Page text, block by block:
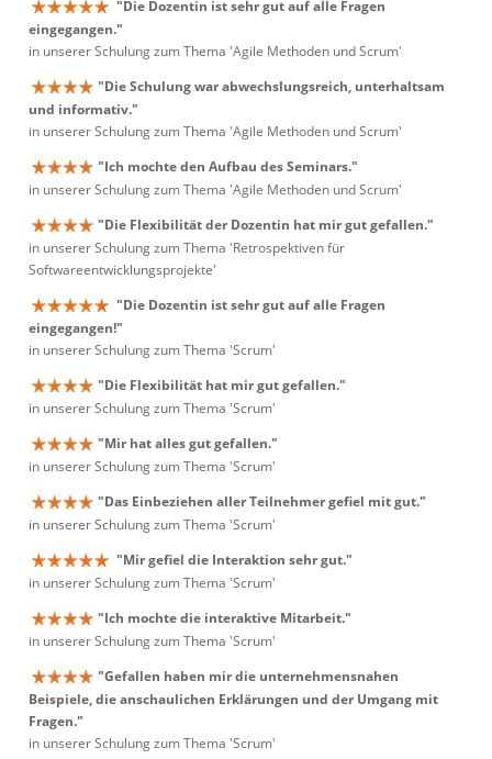
"Die Dozentin ist sehr gut auf alle Fragen
eingegangen."
in unserer Schulung zum Thema 'Agile Methoden und Scrum'
"Die Schulung war abwechslungsreich, unterhaltsam
und informativ."
in unserer Schulung zum Thema 'Agile Methoden und Scrum'
"Ich mochte den Aufbau des Seminars."
in unserer Schulung zum Thema 'Agile Methoden und Scrum'
"Die Flexibilität der Dozentin hat mir gut gefallen."
in unserer Schulung zum Thema 'Retrospektiven für
Softwareentwicklungsprojekte'
"Die Dozentin ist sehr gut auf alle Fragen
eingegangen!"
in unserer Schulung zum Thema 'Scrum'
"Die Flexibilität hat mir gut gefallen."
in unserer Schulung zum Thema 'Scrum'
"Mir hat alles gut gefallen."
in unserer Schulung zum Thema 'Scrum'
"Das Einbeziehen aller Teilnehmer gefiel mit gut."
in unserer Schulung zum Thema 'Scrum'
"Mir gefiel die Interaktion sehr gut."
in unserer Schulung zum Thema 'Scrum'
"Ich mochte die interaktive Mitarbeit."
in unserer Schulung zum Thema 'Scrum'
"Gefallen haben mir die unternehmensnahen
Beispiele, die anschaulichen Erklärungen und der Umgang mit
Fragen."
in unserer Schulung zum Thema 'Scrum'